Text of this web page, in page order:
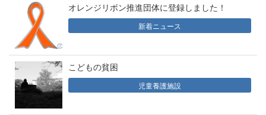
オレンジリボン推進団体に登録しました！
新着ニュース
こどもの貧困
児童養護施設